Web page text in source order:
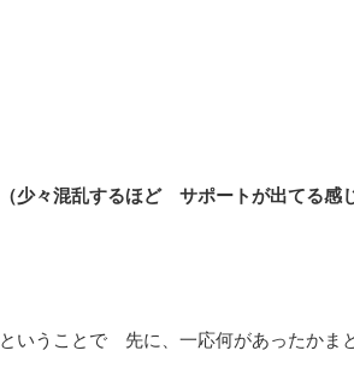
（少々混乱するほど サポートが出てる感
ということで 先に、一応何があったかま